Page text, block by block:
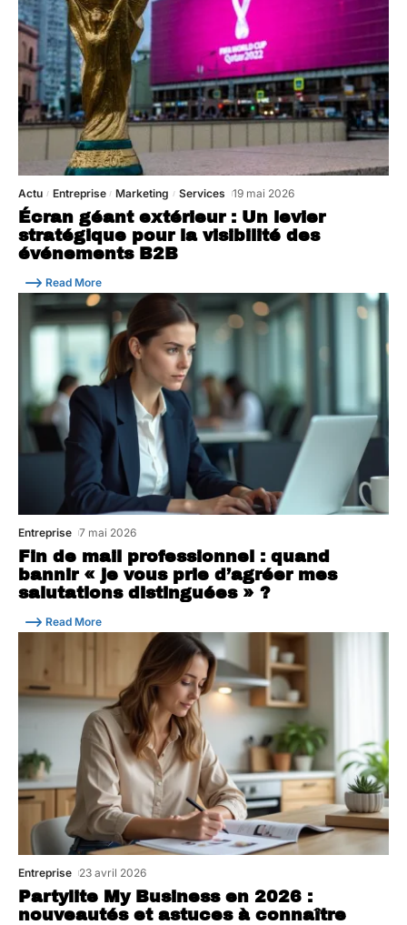
Écran géant extérieur : Un levier
stratégique pour la visibilité des
événements B2B
Actu Entreprise Marketing Services 19 mai 2026
Read More
Fin de mail professionnel : quand
bannir « je vous prie d’agréer mes
salutations distinguées » ?
Entreprise 7 mai 2026
Read More
Partylite My Business en 2026 :
nouveautés et astuces à connaître
Entreprise 23 avril 2026